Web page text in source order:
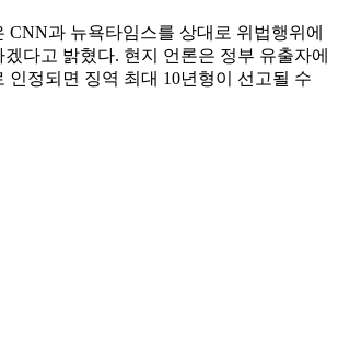
CNN과 뉴욕타임스를 상대로 위법행위에
다고 밝혔다. 현지 언론은 정부 유출자에
인정되면 징역 최대 10년형이 선고될 수